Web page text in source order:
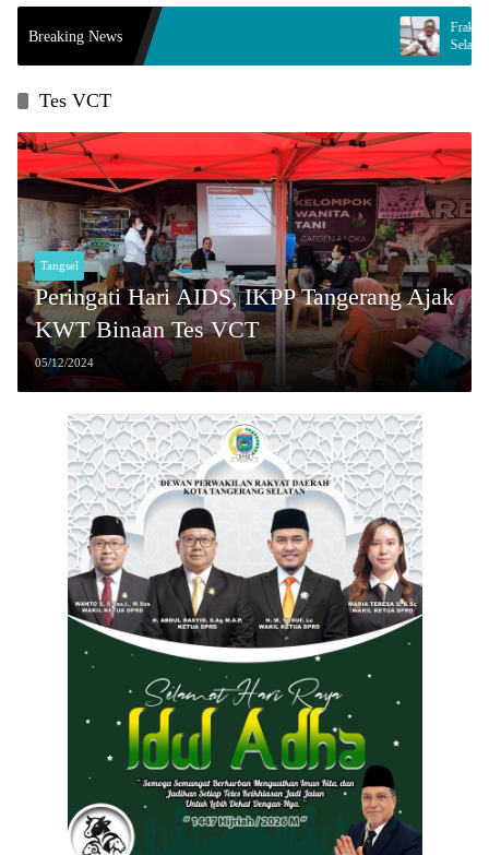
Breaking News
Fraksi PDI Perjuangan
Selamatkan Ribuan
Tes VCT
Tangsel
Peringati Hari AIDS, IKPP Tangerang Ajak
KWT Binaan Tes VCT
05/12/2024